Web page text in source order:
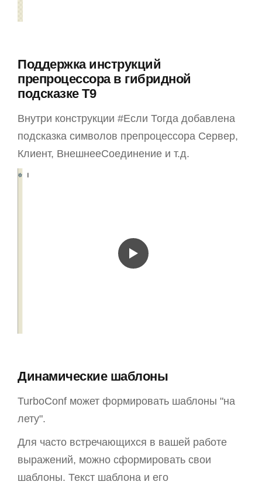
Поддержка инструкций
препроцессора в гибридной
подсказке T9
Внутри конструкции #Если Тогда добавлена
подсказка символов препроцессора Сервер,
Клиент, ВнешнееСоединение и т.д.
Динамические шаблоны
TurboConf может формировать шаблоны "на
лету".
Для часто встречающихся в вашей работе
выражений, можно сформировать свои
шаблоны. Текст шаблона и его